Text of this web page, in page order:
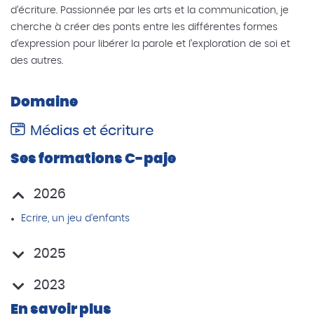
d’écriture. Passionnée par les arts et la communication, je
cherche à créer des ponts entre les différentes formes
d’expression pour libérer la parole et l’exploration de soi et
des autres.
Domaine
Médias et écriture
Ses formations C-paje
2026
Ecrire, un jeu d'enfants
2025
2023
En savoir plus